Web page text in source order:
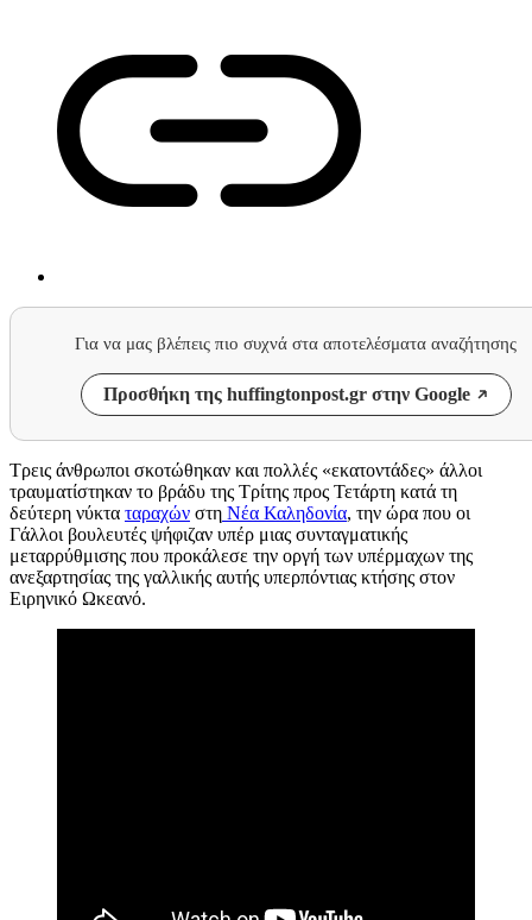
Για να μας βλέπεις πιο συχνά στα αποτελέσματα αναζήτησης
Προσθήκη της huffingtonpost.gr στην Google
Τρεις άνθρωποι σκοτώθηκαν και πολλές «εκατοντάδες» άλλοι
τραυματίστηκαν το βράδυ της Τρίτης προς Τετάρτη κατά τη
δεύτερη νύκτα ταραχών στη Νέα Καληδονία, την ώρα που οι
Γάλλοι βουλευτές ψήφιζαν υπέρ μιας συνταγματικής
μεταρρύθμισης που προκάλεσε την οργή των υπέρμαχων της
ανεξαρτησίας της γαλλικής αυτής υπερπόντιας κτήσης στον
Ειρηνικό Ωκεανό.